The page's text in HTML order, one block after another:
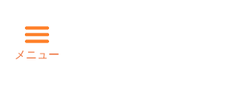
メニュー